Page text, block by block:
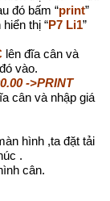
đó bấm “print”
thị “P7 Li1”
lên đĩa cân và
vào.
->PRINT
cân và nhập giá
hình ,ta đặt tải
.
cân.